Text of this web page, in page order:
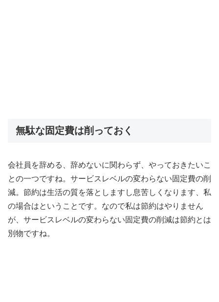
無駄な固定費は削っておく
会社員を辞める、辞めないに関わらず、やっておきたいこ
との一つですね。サービスレベルの変わらない固定費の削
減。節約は生活の質を落としますし息苦しくなります、私
の場合はということです。なので私は節約はやりません
が、サービスレベルの変わらない固定費の削減は節約とは
別物ですね。